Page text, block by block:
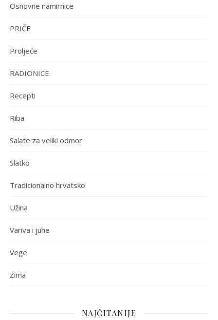
Osnovne namirnice
PRIČE
Proljeće
RADIONICE
Recepti
Riba
Salate za veliki odmor
Slatko
Tradicionalno hrvatsko
Užina
Variva i juhe
Vege
Zima
NAJČITANIJE